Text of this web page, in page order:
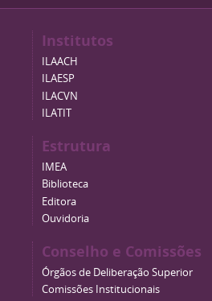
Institutos
ILAACH
ILAESP
ILACVN
ILATIT
Estrutura
IMEA
Biblioteca
Editora
Ouvidoria
Conselho e Comissões
Órgãos de Deliberação Superior
Comissões Institucionais